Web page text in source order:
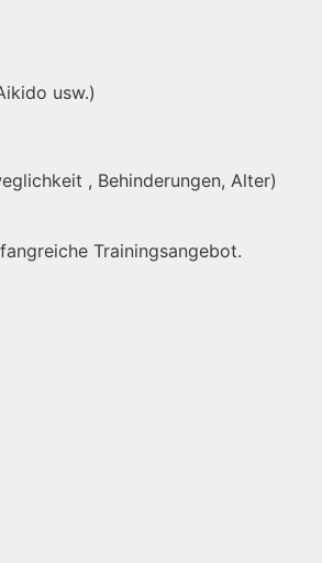
usw.)
, Behinderungen, Alter)
Trainingsangebot.